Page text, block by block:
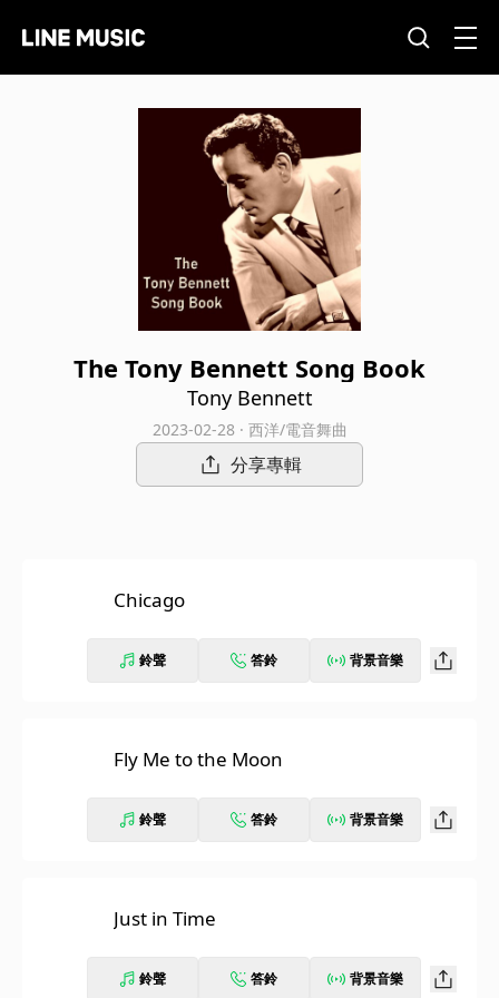
The Tony Bennett Song Book
Tony Bennett
2023-02-28 · 西洋/電音舞曲
分享專輯
Chicago
鈴聲 答鈴 背景音樂
Fly Me to the Moon
鈴聲 答鈴 背景音樂
Just in Time
鈴聲 答鈴 背景音樂